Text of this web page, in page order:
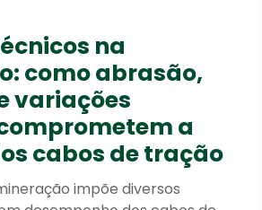
na
como abrasão,
variações
a
cabos de tração
impõe diversos